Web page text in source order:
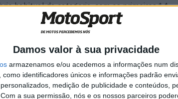
Damos valor à sua privacidade
armazenamos e/ou acedemos a informações num
identificadores únicos e informações padrão
medição de publicidade e conteúdos,
Com a sua permissão, nós e os nossos parceiros
habitual da categoria, com os primeiros 14
Joel Kelso, Matteo Bertelle, Jesus Rios e
direta no Q2.
de acesso automático à luta pela pole
terão agora de passar pelo Q1 para